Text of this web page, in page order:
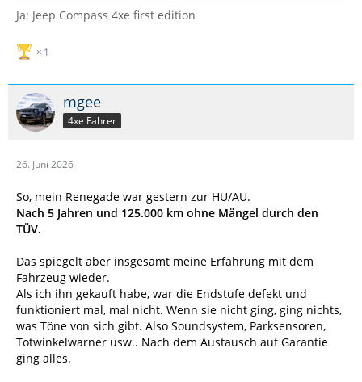
Ja: Jeep Compass 4xe first edition
1
mgee
4xe Fahrer
26. Juni 2026
So, mein Renegade war gestern zur HU/AU.
Nach 5 Jahren und 125.000 km ohne Mängel durch den
TÜV.
Das spiegelt aber insgesamt meine Erfahrung mit dem
Fahrzeug wieder.
Als ich ihn gekauft habe, war die Endstufe defekt und
funktioniert mal, mal nicht. Wenn sie nicht ging, ging nichts,
was Töne von sich gibt. Also Soundsystem, Parksensoren,
Totwinkelwarner usw.. Nach dem Austausch auf Garantie
ging alles.